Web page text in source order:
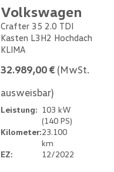
Volkswagen
Crafter 35 2.0 TDI
Kasten L3H2 Hochdach
KLIMA
32.989,00 € (MwSt.
ausweisbar)
Leistung: 103 kW
(140 PS)
Kilometer:23.100
km
EZ:
12/2022